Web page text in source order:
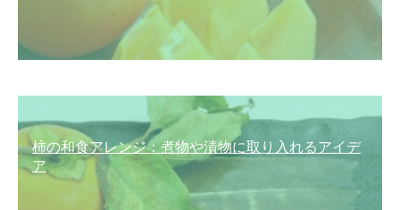
柿の和食アレンジ：煮物や漬物に取り入れるアイデ
ア